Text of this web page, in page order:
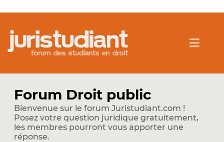
Forum Droit public
Bienvenue sur le forum Juristudiant.com !
Posez votre question juridique gratuitement,
les membres pourront vous apporter une
réponse.